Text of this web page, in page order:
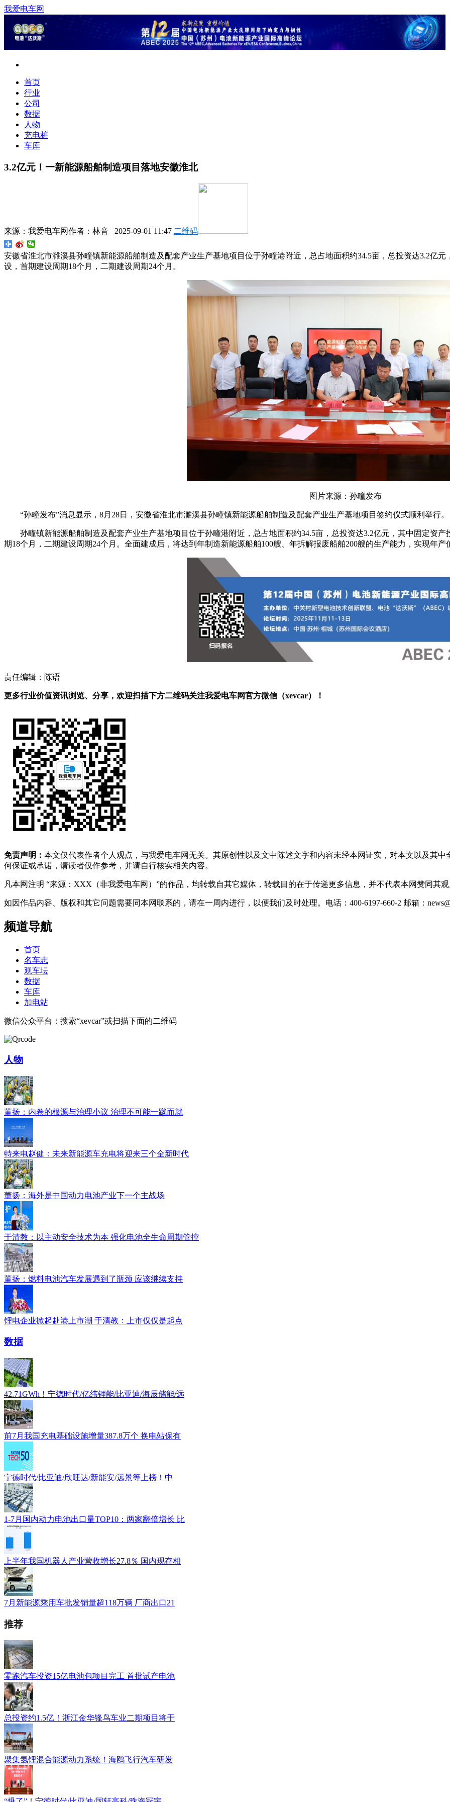
我爱电车网
首页
行业
公司
数据
人物
充电桩
车库
3.2亿元！一新能源船舶制造项目落地安徽淮北
来源： 我爱电车网作者： 林音 2025-09-01 11:47 二维码
安徽省淮北市濉溪县孙疃镇新能源船舶制造及配套产业生产基地项目位于孙疃港附近，总占地面积约34.5亩，总投资达3.2亿
设，首期建设周期18个月，二期建设周期24个月。
图片来源：孙疃发布
“孙疃发布”消息显示，8月28日，安徽省淮北市濉溪县孙疃镇新能源船舶制造及配套产业生产基地项目签约仪式顺利举行。
孙疃镇新能源船舶制造及配套产业生产基地项目位于孙疃港附近，总占地面积约34.5亩，总投资达3.2亿元，其中固定资
期18个月，二期建设周期24个月。全面建成后，将达到年制造新能源船舶100艘、年拆解报废船舶200艘的生产能力，实现年产
责任编辑：陈语
更多行业价值资讯浏览、分享，欢迎扫描下方二维码关注我爱电车网官方微信（xevcar）！
免责声明： 本文仅代表作者个人观点，与我爱电车网无关。其原创性以及文中陈述文字和内容未经本网证实，对本文以及其
何保证或承诺，请读者仅作参考，并请自行核实相关内容。
凡本网注明 “来源：XXX（非我爱电车网）”的作品，均转载自其它媒体，转载目的在于传递更多信息，并不代表本网赞同其观
如因作品内容、版权和其它问题需要同本网联系的，请在一周内进行，以便我们及时处理。电话：400-6197-660-2 邮箱：
频道导航
首页
名车志
观车坛
数据
车库
加电站
微信公众平台：搜索“xevcar”或扫描下面的二维码
人物
董扬：内卷的根源与治理小议 治理不可能一蹴而就
特来电赵健：未来新能源车充电将迎来三个全新时代
董扬：海外是中国动力电池产业下一个主战场
于清教：以主动安全技术为本 强化电池全生命周期管控
董扬：燃料电池汽车发展遇到了瓶颈 应该继续支持
锂电企业掀起赴港上市潮 于清教：上市仅仅是起点
数据
42.71GWh！宁德时代/亿纬锂能/比亚迪/海辰储能/远
前7月我国充电基础设施增量387.8万个 换电站保有
宁德时代/比亚迪/欣旺达/新能安/远景等上榜！中
1-7月国内动力电池出口量TOP10：两家翻倍增长 比
上半年我国机器人产业营收增长27.8％ 国内现存相
7月新能源乘用车批发销量超118万辆 厂商出口21
推荐
零跑汽车投资15亿电池包项目完工 首批试产电池
总投资约1.5亿！浙江金华锋鸟车业二期项目将于
聚集氢锂混合能源动力系统！海鸥飞行汽车研发